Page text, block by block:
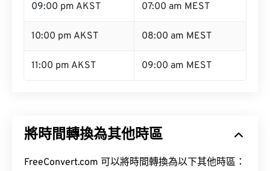
09:00 pm AKST 07:00 am MEST
10:00 pm AKST 08:00 am MEST
11:00 pm AKST 09:00 am MEST
將時間轉換為其他時區
FreeConvert.com 可以將時間轉換為以下其他時區：